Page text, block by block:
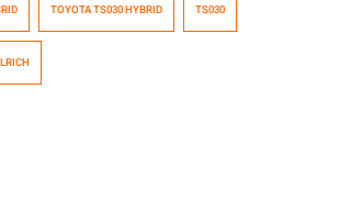
TOYOTA TS030 HYBRID TS030